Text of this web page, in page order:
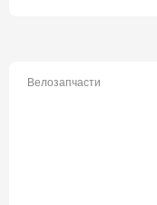
Велозапчасти